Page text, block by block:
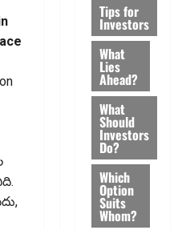
Tips for
Investors
What
Lies
Ahead?
What
Should
Investors
Do?
Which
Option
Suits
Whom?